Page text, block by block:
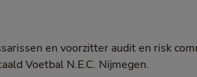
en voorzitter audit en risk
Voetbal N.E.C. Nijmegen.